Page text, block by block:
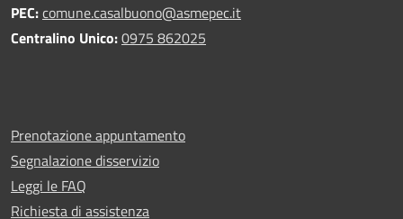
PEC:comune.casalbuono@asmepec.it
Centralino Unico:0975 862025
Prenotazione appuntamento
Segnalazione disservizio
Leggi le FAQ
Richiesta di assistenza